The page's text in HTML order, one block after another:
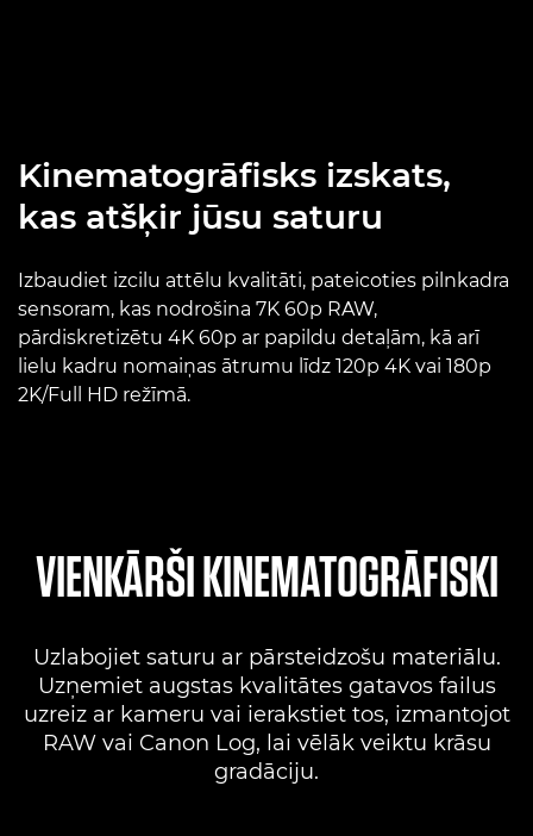
Kinematogrāfisks izskats,
kas atšķir jūsu saturu
Izbaudiet izcilu attēlu kvalitāti, pateicoties pilnkadra
sensoram, kas nodrošina 7K 60p RAW,
pārdiskretizētu 4K 60p ar papildu detaļām, kā arī
lielu kadru nomaiņas ātrumu līdz 120p 4K vai 180p
2K/Full HD režīmā.
VIENKĀRŠI KINEMATOGRĀFISKI
Uzlabojiet saturu ar pārsteidzošu materiālu.
Uzņemiet augstas kvalitātes gatavos failus
uzreiz ar kameru vai ierakstiet tos, izmantojot
RAW vai Canon Log, lai vēlāk veiktu krāsu
gradāciju.